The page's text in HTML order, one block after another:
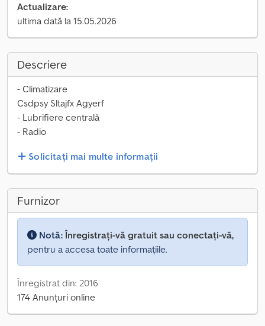
Actualizare:
ultima dată la 15.05.2026
Descriere
- Climatizare
Csdpsy Sltajfx Agyerf
- Lubrifiere centrală
- Radio
Solicitați mai multe informații
Furnizor
Notă:Înregistrați-vă gratuit sau conectați-vă,
pentru a accesa toate informațiile.
Înregistrat din: 2016
174 Anunțuri online